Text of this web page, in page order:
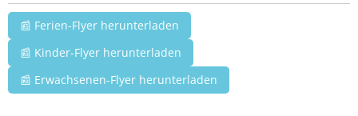
📰 Ferien-Flyer herunterladen
📰 Kinder-Flyer herunterladen
📰 Erwachsenen-Flyer herunterladen